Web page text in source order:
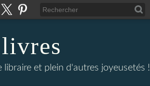
libraire et plein d'autres joyeusetés !